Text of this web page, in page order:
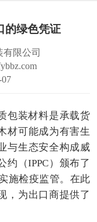
的绿色凭证
限公司
包装材料是承载货
材可能成为有害生
与生态安全构成威
约（IPPC）颁布了
施检疫监管。在此
，为出口商提供了